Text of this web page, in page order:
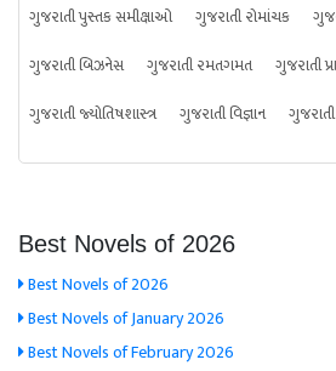
ગુજરાતી પુસ્તક સમીક્ષાઓ
ગુજરાતી રોમાંચક
ગુજરાતી બિઝનેસ
ગુજરાતી રમતગમત
ગુજરાતી
ગુજરાતી જ્યોતિષશાસ્ત્ર
ગુજરાતી વિજ્ઞાન
Best Novels of 2026
Best Novels of 2026
Best Novels of January 2026
Best Novels of February 2026